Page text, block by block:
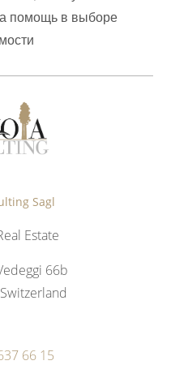
помощь в выборе
Sagl
Estate
66b
66 15